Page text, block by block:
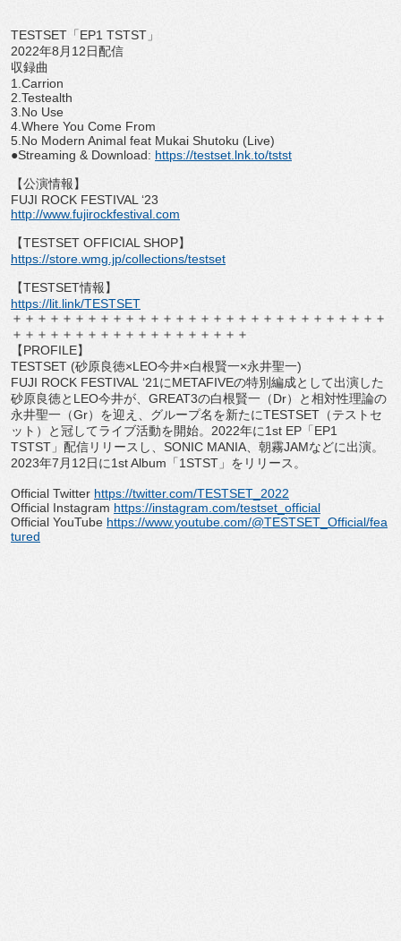
TESTSET 「EP1 TSTST 」
2022年8 月 12日配信
収録曲
1.Carrion
2.Testealth
3.No Use
4.Where You Come From
5.No Modern Animal feat Mukai Shutoku (Live)
●Streaming & Download: https://testset.lnk. to/tstst
【公演情報】
FUJI ROCK FESTIVAL ‘23
http://www.fujirockfestival. com
【TESTSET OFFICIAL SHOP】
https://store.wmg.jp/collections/testset
【TESTSET情報】
https://lit.link/TESTSET
＋＋＋＋＋＋＋＋＋＋＋＋＋＋＋＋＋＋＋＋＋＋＋＋＋＋＋＋＋＋
＋＋＋＋＋＋＋＋＋＋＋＋＋＋＋＋＋＋＋
【PROFILE】
TESTSET (砂原良徳×LEO今井×白根賢一×永井聖一)
FUJI ROCK FESTIVAL ‘21 にMETAFIVEの特別編成として出演した
砂原良徳と LEO今井が、 GREAT3の白根賢一（Dr）
と相対性理論の
永井聖一（Gr）を迎え、グループ名を新たにTESTSET （テストセ
ット）と冠してライブ活動を開始。 2022年に1st EP 「EP1
TSTST 」配信リリースし、 SONIC MANIA 、朝霧JAMなどに出演。
2023年7 月 12日に1st Album 「1STST 」をリリース。
Official Twitter https://twitter.com/TESTSET_2022
Official Instagram https://instagram. com/testset_official
Official YouTube https://www.youtube. com/@TESTSET_Official/fea
tured